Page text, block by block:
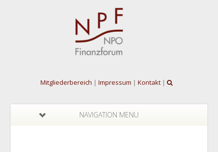
Mitgliederbereich | Impressum | Kontakt|
NAVIGATION MENU